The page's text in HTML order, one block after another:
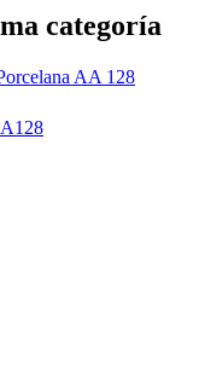
categoría